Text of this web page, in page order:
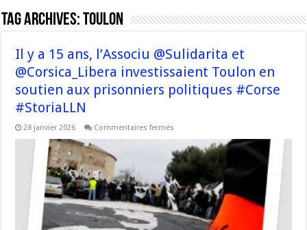
Tag Archives:Toulon
Il y a 15 ans, l’Associu @Sulidarita et
@Corsica_Libera investissaient Toulon en
soutien aux prisonniers politiques #Corse
#StoriaLLN
28 janvier 2026 Commentaires fermés
a
15
ans,
l’Associu
@Sulidarita
et
@Corsica_Libera
investissaient
Toulon